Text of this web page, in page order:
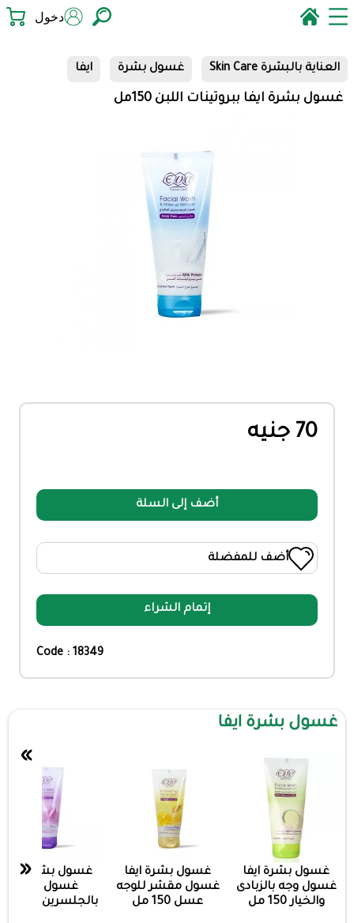
دخول
العناية بالبشرة Skin Care غسول بشرة ايفا
غسول بشرة ايفا ببروتينات اللبن 150مل
70 جنيه
أضف إلى السلة
أضف للمفضلة
إتمام الشراء
Code : 18349
غسول بشرة ايفا
غسول بشرة ايفا
غسول وجه بالزبادى
والخيار 150 مل
غسول بشرة ايفا
غسول مقشر للوجه
عسل 150 مل
غسول بشرة ايفا
غسول وجه
بالجلسرين 150 مل
»
«